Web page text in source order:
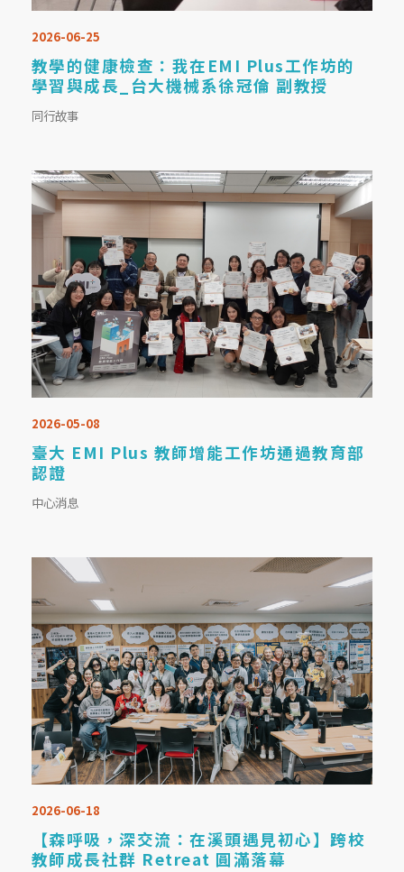
2026-06-25
教學的健康檢查：我在EMI Plus工作坊的
學習與成長_台大機械系徐冠倫 副教授
同行故事
2026-05-08
臺大 EMI Plus 教師增能工作坊通過教育部
認證
中心消息
2026-06-18
【森呼吸，深交流：在溪頭遇見初心】跨校
教師成長社群 Retreat 圓滿落幕